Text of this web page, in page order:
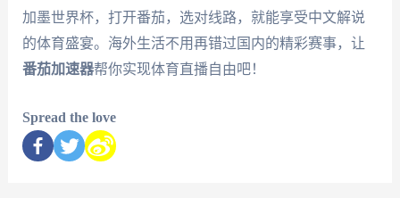
加墨世界杯，打开番茄，选对线路，就能享受中文解说
的体育盛宴。海外生活不用再错过国内的精彩赛事，让
番茄加速器帮你实现体育直播自由吧！
Spread the love